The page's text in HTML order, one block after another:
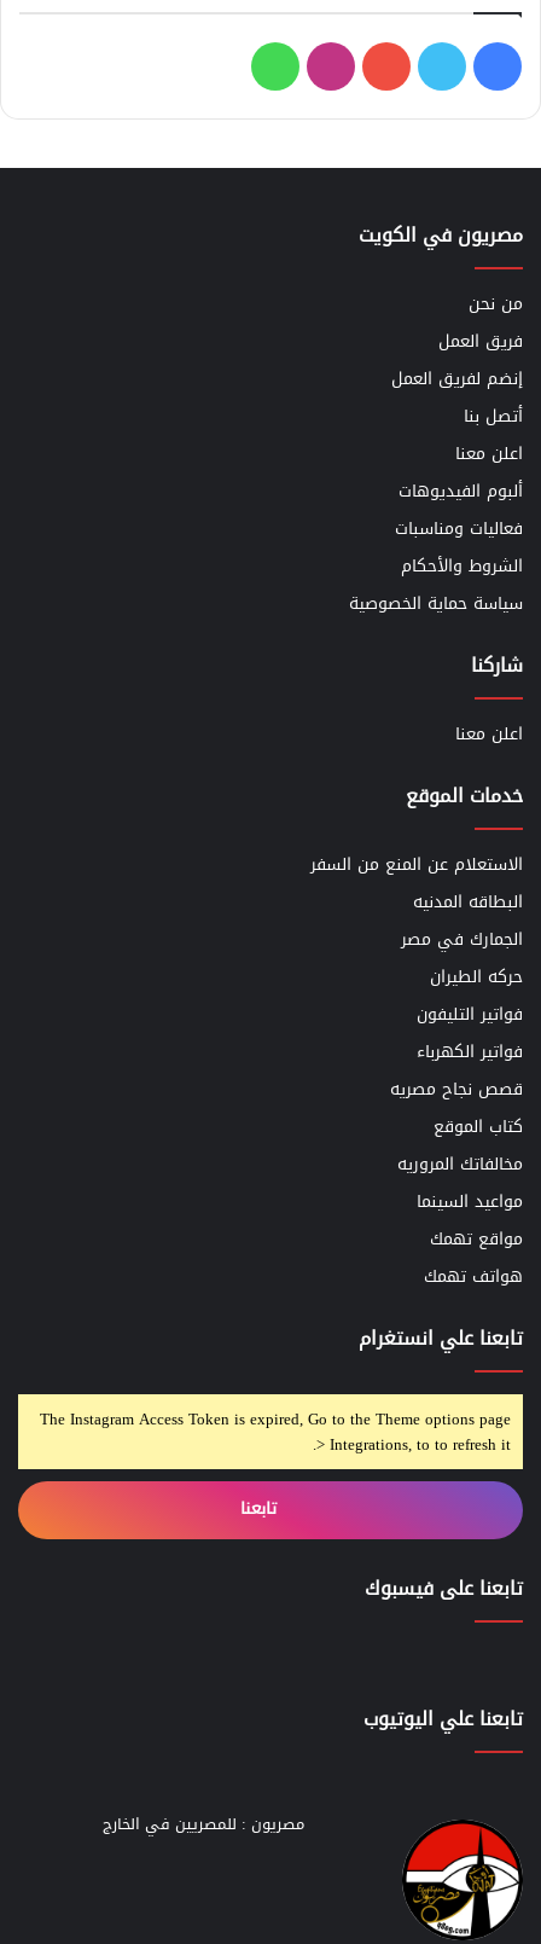
فيسبوك
تويتر يوتيوبانستقرامواتساب
مصريون في الكويت
من نحن
فريق العمل
إنضم لفريق العمل
أتصل بنا
اعلن معنا
ألبوم الفيديوهات
فعاليات ومناسبات
الشروط والأحكام
سياسة حماية الخصوصية
شاركنا
اعلن معنا
خدمات الموقع
الاستعلام عن المنع من السفر
البطاقه المدنيه
الجمارك في مصر
حركه الطيران
فواتير التليفون
فواتير الكهرباء
قصص نجاح مصريه
كتاب الموقع
مخالفاتك المروريه
مواعيد السينما
مواقع تهمك
هواتف تهمك
تابعنا علي انستغرام
The Instagram Access Token is expired, Go to the Theme options page
> Integrations, to to refresh it.
تابعنا
تابعنا على فيسبوك
تابعنا علي اليوتيوب
مصريون : للمصريين في الخارج